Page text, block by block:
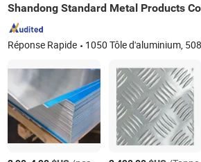
Shandong Standard Metal Products
Réponse Rapide 1050 Tôle d'aluminium, 5083 Plaque d'aluminium, Tuyau en cuivre isolé, 304 Plaque en acier inoxydable, 304 Tôle en acier inoxydable, 310 Plaque en acier